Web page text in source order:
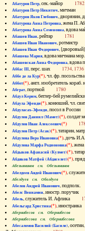
Абатуров Петр, сек.-майор 1782
Абатуров Петр Никитич, мичман
Абатуров Яков Глебович,
Абатурова Анна Петровна, жена П.
Абатурова Анна Семеновна, вдова
Абашев Иван, рейтар 1781
Абашев Иван Иванович,
Абашев Иван Федорович,
Абашева Мария, вдова мичмана
Абашевская Анна Федоровна,
Аббас III, перс. шах 1734, 1736
Аббе де ла Кур(*), чл. фр.
Аббот(*), англ. изобретатель
Абграт, портной 1780
Абдул Керим, беглер-бей
Абдула Эфенди(*), конюший, чл.
Абдуласах-Эфенди, посол в
Абдулов Даниил (Мамет)(*), солдат
Абдулов Иван Алексеевич(*)
Абдулов Петр (Асак)(*), татарин,
Абдулова Вера Ивановна(*), дочь
Абдулова Марфа Родионовна(*),
Абдыков Афанасий (Кулмет)(*),
Абдяков Матфей (Абдяселет)(*),
Абезьянинов см. Обезьянинов
Абелдеев Авдей Иванович(*),
Абелдуев см. Оболдуев
Абелов Андрей Иванович,
Абелс Вениамин, иностр.
Абель, служитель И. Афлика
Абельгард Христина(*),
Абернибесов см. Обернибесов
Абернибесова см. Обернибесова
Абесаломов Василий (Басиле),